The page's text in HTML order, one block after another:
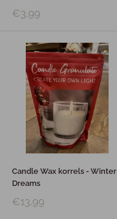
€3,99
Candle Wax korrels - Winter
Dreams
€13,99